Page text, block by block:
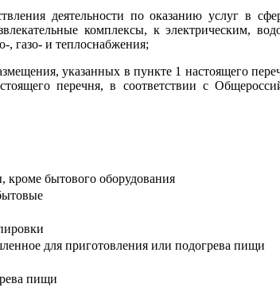
деятельности по оказанию услуг в
комплексы, к электрическим,
, газо- и теплоснабжения;
указанных в пункте 1 настоящего
перечня, в соответствии с
бытового оборудования
для приготовления или подогрева пищи
пищи